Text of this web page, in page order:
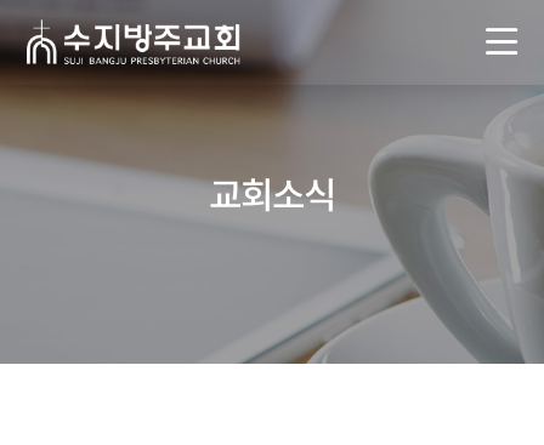
교회소식